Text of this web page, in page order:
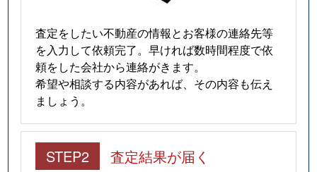
査定をしたい不動産の情報とお客様の連絡先等
を入力して依頼完了。早ければ数時間程度で依
頼をした会社から連絡がきます。
希望や相談する内容があれば、その内容も伝え
ましょう。
STEP2 査定結果が届く